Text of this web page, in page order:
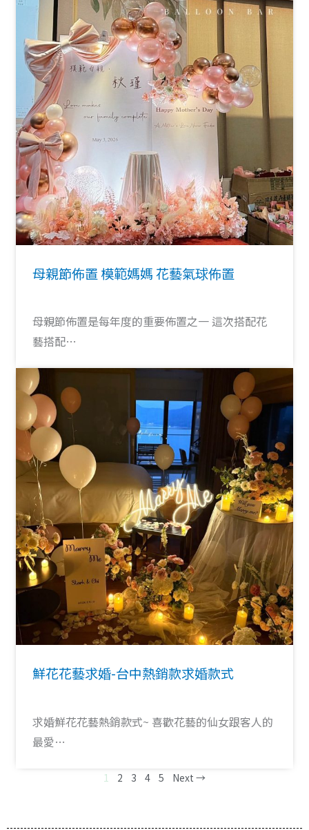
母親節佈置 模範媽媽 花藝氣球佈置
母親節佈置是每年度的重要佈置之一 這次搭配花
藝搭配…
鮮花花藝求婚-台中熱銷款求婚款式
求婚鮮花花藝熱銷款式~ 喜歡花藝的仙女跟客人的
最愛…
1 2 3 4 5 Next →